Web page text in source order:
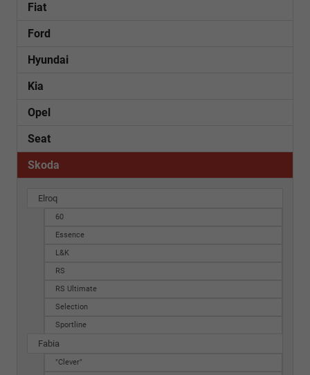
Fiat
Ford
Hyundai
Kia
Opel
Seat
Skoda
Elroq
60
Essence
L&K
RS
RS Ultimate
Selection
Sportline
Fabia
"Clever"